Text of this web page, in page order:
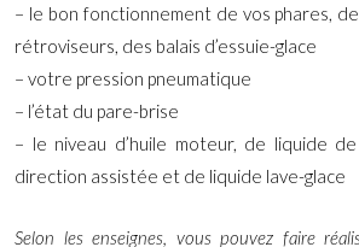
– le bon fonctionnement de vos phares,
rétroviseurs, des balais d’essuie-glace
– votre pression pneumatique
– l’état du pare-brise
– le niveau d’huile moteur, de liquide
direction assistée et de liquide lave-glace
Selon les enseignes, vous pouvez faire